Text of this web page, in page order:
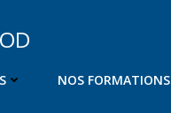
NOS FORMATIONS